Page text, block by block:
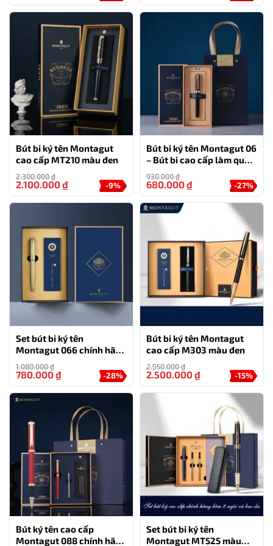
khi sử dụng.
Kiểu dáng tinh tế
Bút bi Montagut 068 màu xám dập vân có kiểu dáng
tinh tế và đẳng cấp. Màu sắc xám vân lấp lánh tạo nên
điểm nhấn nổi bật và cuốn hút cho bút, tạo ra vẻ đẹp
độc đáo và cá tính cho người sử dụng. Bút bi này chắc
chắn sẽ ghi điểm với những ai yêu thích sự sang trọng
và đẳng cấp.
Tên sản phẩm: Montagut 068 xám dập vân
Loại bút: Bút bi
Thương hiệu: Montagut
Chất liệu: Kim loại
Dịch vụ khắc tên/logo miễn phí lên bút
Bộ sản phẩmbút Montagut chính hãng068 màu xám
Bút bi ký tên Montagut
cao cấp MT210 màu đen
2.300.000₫
-9%
2.100.000₫
Bút bi ký tên Montagut 06
– Bút bi cao cấp làm quà
tặng sếp
930.000₫
-27%
680.000₫
Set bút bi ký tên
Montagut 066 chính hãng
màu vàng dập vân
1.080.000₫
-28%
780.000₫
Bút bi ký tên Montagut
cao cấp M303 màu đen
2.950.000₫
-15%
2.500.000₫
Bút ký tên cao cấp
Montagut 088 chính hãng
Set bút bi ký tên
Montagut MT525 màu